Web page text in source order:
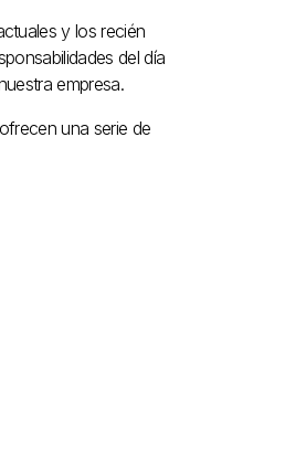
y los recién
del día
empresa.
una serie de